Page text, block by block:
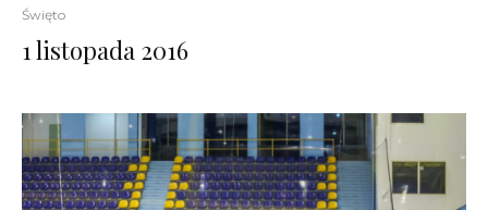
Święto
1 listopada 2016